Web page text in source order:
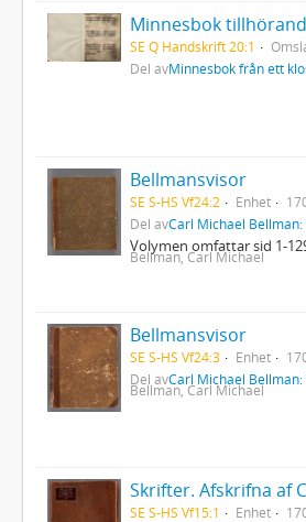
SE Q Handskrift 20:1
Del avMinnesbok från ett
Bellmansvisor
SE S-HS Vf24:2 Enhet
Del avCarl Michael Bellman:
Volymen omfattar sid 1-
Bellman, Carl Michael
Bellmansvisor
SE S-HS Vf24:3 Enhet
Del avCarl Michael Bellman:
Bellman, Carl Michael
Skrifter. Afskrifna af
SE S-HS Vf15:1 Enhet